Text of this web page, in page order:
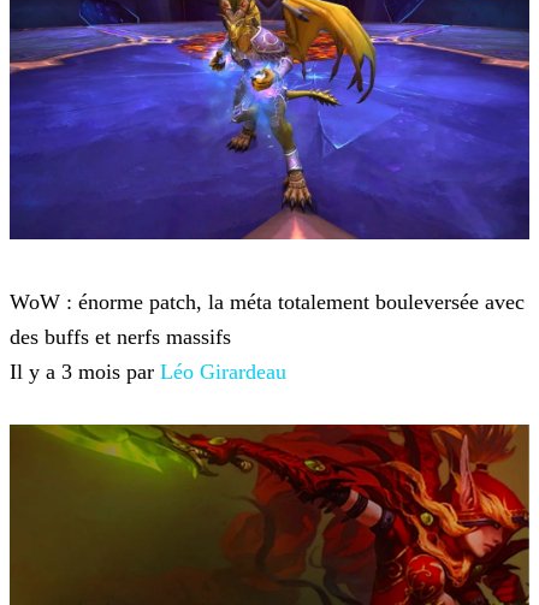
WoW : énorme patch, la méta totalement bouleversée avec
des buffs et nerfs massifs
Il y a 3 mois par Léo Girardeau